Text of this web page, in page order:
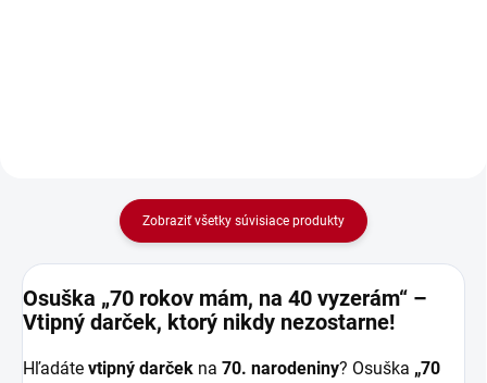
Zobraziť všetky súvisiace produkty
Osuška „70 rokov mám, na 40 vyzerám“ –
Vtipný darček, ktorý nikdy nezostarne!
Hľadáte vtipný darček na 70. narodeniny? Osuška „70